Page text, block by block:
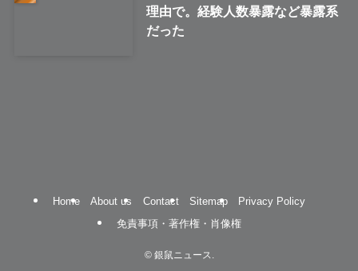
理由で。経験人数暴露など暴露系
だった
Home About us Contact Sitemap
Privacy Policy
免責事項・著作権・肖像権
©銀鼠ニュース.